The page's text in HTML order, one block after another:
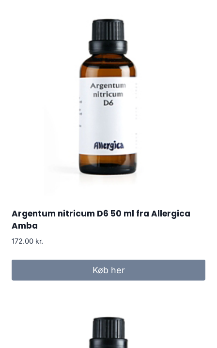
Argentum nitricum D6 50 ml fra Allergica
Amba
172.00 kr.
Køb her